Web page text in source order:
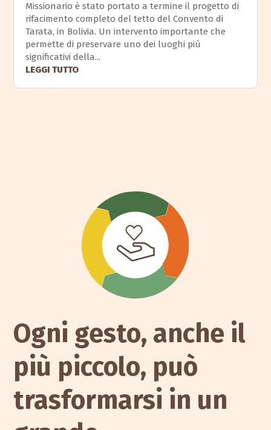
Missionario è stato portato a termine il progetto di
rifacimento completo del tetto del Convento di
Tarata, in Bolivia. Un intervento importante che
permette di preservare uno dei luoghi più
significativi della...
LEGGI TUTTO
Ogni gesto, anche il
più piccolo, può
trasformarsi in un